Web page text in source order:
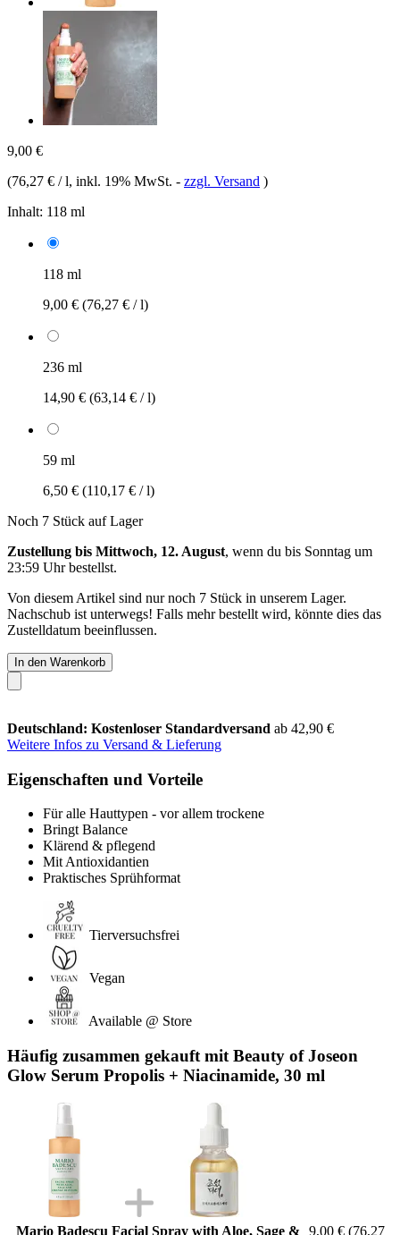
9,00 €
(76,27 € / l, inkl. 19% MwSt. - zzgl. Versand )
Inhalt: 118 ml
118 ml
9,00 € (76,27 € / l)
236 ml
14,90 € (63,14 € / l)
59 ml
6,50 € (110,17 € / l)
Noch 7 Stück auf Lager
Zustellung bis Mittwoch, 12. August, wenn du bis Sonntag um
23:59 Uhrbestellst.
Von diesem Artikel sind nur noch 7 Stück in unserem Lager.
Nachschub ist unterwegs! Falls mehr bestellt wird, könnte dies das
Zustelldatum beeinflussen.
In den Warenkorb
Deutschland: Kostenloser Standardversand ab 42,90 €
Weitere Infos zu Versand & Lieferung
Eigenschaften und Vorteile
Für alle Hauttypen - vor allem trockene
Bringt Balance
Klärend & pflegend
Mit Antioxidantien
Praktisches Sprühformat
Tierversuchsfrei
Vegan
Available @ Store
Häufig zusammen gekauft mit Beauty of Joseon
Glow Serum Propolis + Niacinamide, 30 ml
Mario Badescu Facial Spray with Aloe, Sage & 9,00 € (76,27